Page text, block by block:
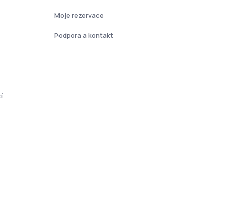
Moje rezervace
Podpora a kontakt